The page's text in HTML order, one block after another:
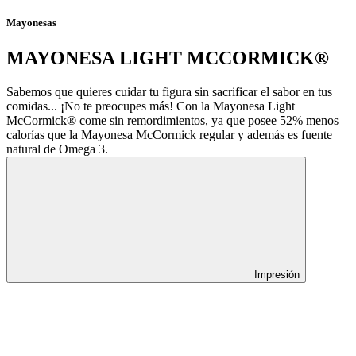
Mayonesas
MAYONESA LIGHT MCCORMICK®
Sabemos que quieres cuidar tu figura sin sacrificar el sabor en tus
comidas... ¡No te preocupes más! Con la Mayonesa Light
McCormick® come sin remordimientos, ya que posee 52% menos
calorías que la Mayonesa McCormick regular y además es fuente
natural de Omega 3.
Impresión